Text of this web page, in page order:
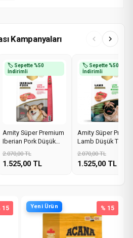
Kampanyaları
🏷️ Sepette %50
İndirimli
Amity Süper Premium
Iberian Pork Düşük
Tahıllı Domuz Etli
Küçük Irk Yetişkin
Köpek Maması 2KG
2.070,00 TL
1.525,00 TL
🏷️ Sepette %50
İndirimli
Amity Süper
Lamb Düşük Tahıllı
Kuzu Etli Küçük Irk
Yetişkin Köpek
Maması 2KG
2.070,00 TL
1.525,00 TL
15 Yeni Ürün % 15